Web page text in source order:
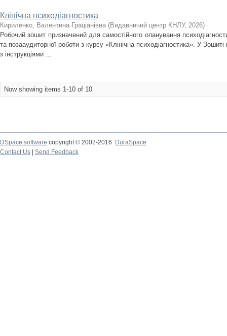
Клінічна психодіагностика
Кириленко, Валентина Граціанівна (Видавничий центр КНЛУ, 2026)
Робочий зошит призначений для самостійного опанування
та позааудиторної роботи з курсу «Клінічна психодіагностика». У Зошиті
з інструкціями ...
Now showing items 1-10 of 10
DSpace software copyright © 2002-2016
DuraSpace
Contact Us
Send Feedback